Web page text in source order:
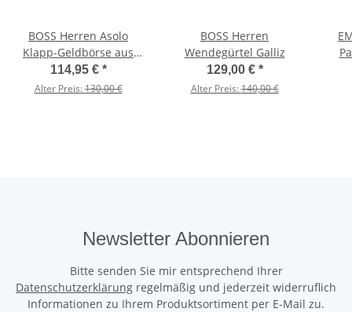
BOSS Herren Asolo
Klapp-Geldbörse aus
Leder mit Münzfach
Logo-Prägung Schwarz
114,95 € *
Alter Preis:130,00 €
BOSS Herren
Wendegürtel Galliz
129,00 € *
Alter Preis:140,00 €
Newsletter Abonnieren
Bitte senden Sie mir entsprechend Ihrer
Datenschutzerklärung regelmäßig und jederzeit widerruflich
Informationen zu Ihrem Produktsortiment per E-Mail zu.